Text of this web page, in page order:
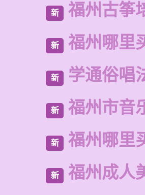
新 福州古筝
新 福州哪里
新 学通俗唱
新 福州市音
新 福州哪里
新 福州成人